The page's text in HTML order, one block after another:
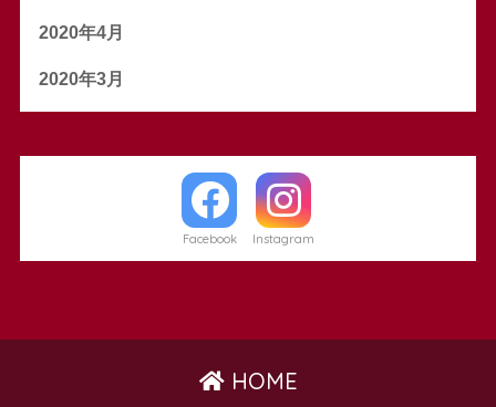
2020年4月
2020年3月
Facebook Instagram
HOME